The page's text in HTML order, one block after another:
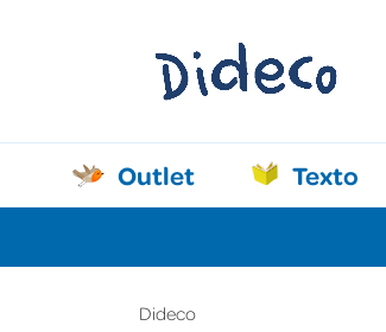
Outlet Texto
Dideco